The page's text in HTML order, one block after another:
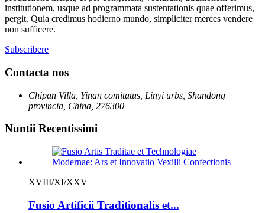
institutionem, usque ad programmata sustentationis quae offerimus,
pergit. Quia credimus hodierno mundo, simpliciter merces vendere
non sufficere.
Subscribere
Contacta nos
Chipan Villa, Yinan comitatus, Linyi urbs, Shandong
provincia, China, 276300
Nuntii Recentissimi
XVIII/XI/XXV
Fusio Artificii Traditionalis et...